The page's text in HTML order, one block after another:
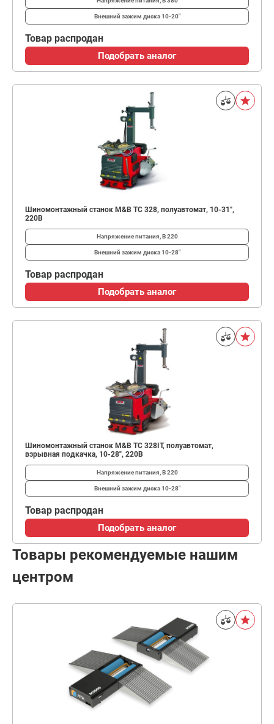
Внешний зажим диска10-20"
Товар распродан
Подобрать аналог
Шиномонтажный станок M&B TC 328, полуавтомат, 10-31",
220В
Напряжение питания, В220
Внешний зажим диска10-28"
Товар распродан
Подобрать аналог
Шиномонтажный станок M&B TC 328IT, полуавтомат,
взрывная подкачка, 10-28", 220В
Напряжение питания, В220
Внешний зажим диска10-28"
Товар распродан
Подобрать аналог
Товары рекомендуемые нашим
центром